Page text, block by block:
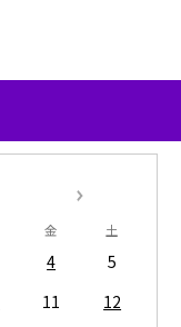
金 土
4
5
11
12